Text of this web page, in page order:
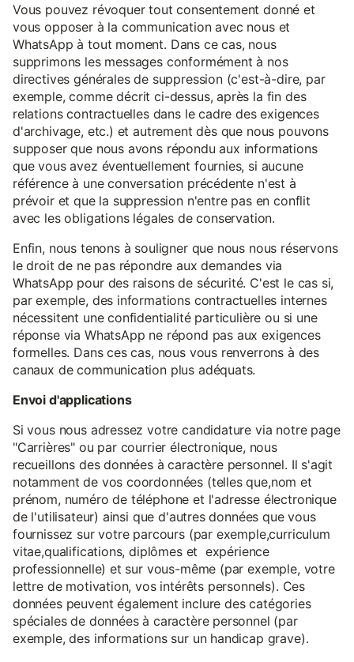
Vous pouvez révoquer tout consentement donné et
vous opposer à la communication avec nous et
WhatsApp à tout moment. Dans ce cas, nous
supprimons les messages conformément à nos
directives générales de suppression (c'est-à-dire, par
exemple, comme décrit ci-dessus, après la fin des
relations contractuelles dans le cadre des exigences
d'archivage, etc.) et autrement dès que nous pouvons
supposer que nous avons répondu aux informations
que vous avez éventuellement fournies, si aucune
référence à une conversation précédente n'est à
prévoir et que la suppression n'entre pas en conflit
avec les obligations légales de conservation.
Enfin, nous tenons à souligner que nous nous réservons
le droit de ne pas répondre aux demandes via
WhatsApp pour des raisons de sécurité. C'est le cas si,
par exemple, des informations contractuelles internes
nécessitent une confidentialité particulière ou si une
réponse via WhatsApp ne répond pas aux exigences
formelles. Dans ces cas, nous vous renverrons à des
canaux de communication plus adéquats.
Envoi d'applications
Si vous nous adressez votre candidature via notre page
"Carrières" ou par courrier électronique, nous
recueillons des données à caractère personnel. Il s'agit
notamment de vos coordonnées (telles que,nom et
prénom, numéro de téléphone et l'adresse électronique
de l'utilisateur) ainsi que d'autres données que vous
fournissez sur votre parcours (par exemple,curriculum
vitae,qualifications, diplômes et expérience
professionnelle) et sur vous-même (par exemple, votre
lettre de motivation, vos intérêts personnels). Ces
données peuvent également inclure des catégories
spéciales de données à caractère personnel (par
exemple, des informations sur un handicap grave).